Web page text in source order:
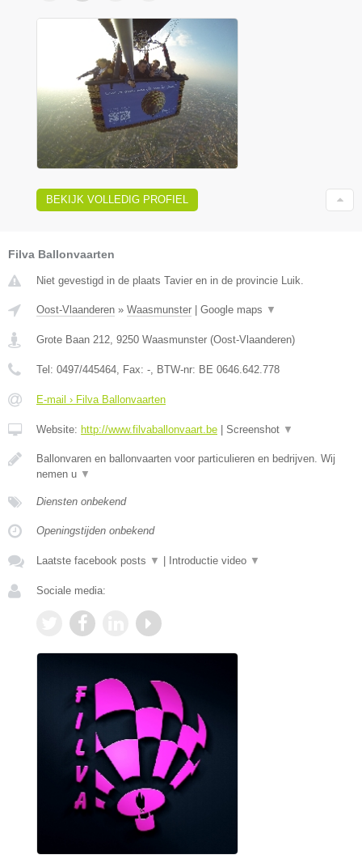
BEKIJK VOLLEDIG PROFIEL
Filva Ballonvaarten
Niet gevestigd in de plaats Tavier en in de provincie Luik.
Oost-Vlaanderen » Waasmunster Google maps ▼
Grote Baan 212, 9250 Waasmunster (Oost-Vlaanderen)
Tel: 0497/445464, Fax: -, BTW-nr: BE 0646.642.778
E-mail › Filva Ballonvaarten
Website: http://www.filvaballonvaart.be Screenshot ▼
Ballonvaren en ballonvaarten voor particulieren en bedrijven. Wij
nemen u ▼
Diensten onbekend
Openingstijden onbekend
Laatste facebook posts ▼ Introductie video ▼
Sociale media: